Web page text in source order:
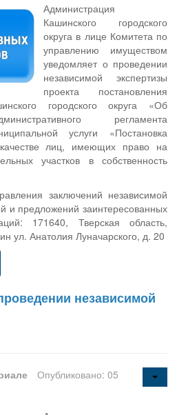
Администрация
Кашинского городского
округа в лице Комитета по
управлению имуществом
уведомляет о проведении
независимой экспертизы
проекта постановления
городского округа «Об
регламента
услуги «Постановка
лиц, имеющих право на
участков в собственность
заключений независимой
и предложений заинтересованных
171640, Тверская область,
ул. Анатолия Луначарского, д. 20
независимой
Опубликовано: 05